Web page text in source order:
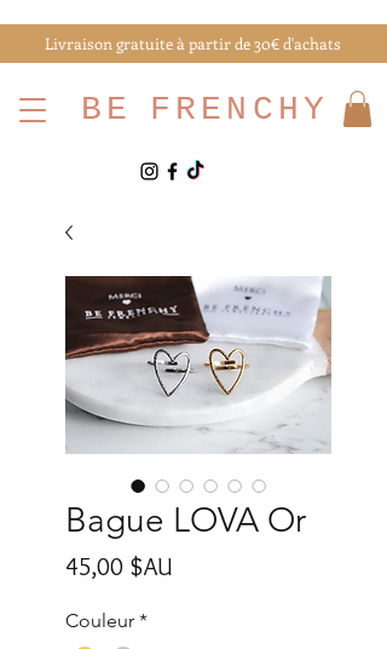
Livraison gratuite à partir de 30€ d'achats
BE FRENCHY
Bague LOVA Or
45,00 $AU
Couleur *